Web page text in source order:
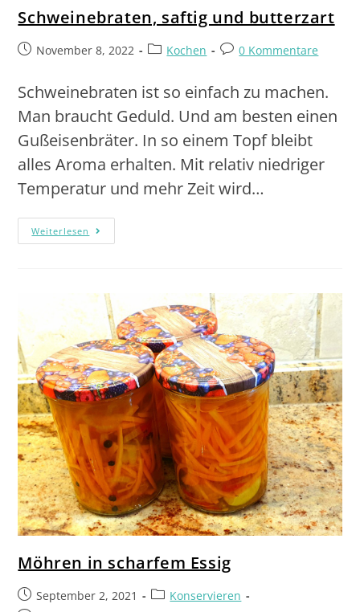
Schweinebraten, saftig und butterzart
November 8, 2022 Kochen 0 Kommentare
Schweinebraten ist so einfach zu machen.
Man braucht Geduld. Und am besten einen
Gußeisenbräter. In so einem Topf bleibt
alles Aroma erhalten. Mit relativ niedriger
Temperatur und mehr Zeit wird…
Weiterlesen
Möhren in scharfem Essig
September 2, 2021
Konservieren